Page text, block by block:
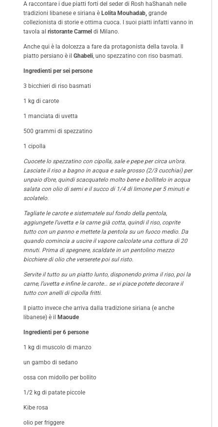
A raccontare i due piatti forti del seder di Rosh haShanah nelle
tradizioni libanese e siriana è Lolita Mouhadab, grande
collezionista di storie e ottima cuoca. I suoi piatti infatti vanno in
tavola al ristorante Carmel di Milano.
Anche qui è la dolcezza a fare da protagonista della tavola. Il
piatto persiano è il Ghabeli, uno spezzatino con riso basmati.
Ingredienti per sei persone
3 bicchieri di riso basmati
1 kg di carote
1 manciata di uvetta
500 grammi di spezzatino
1 cipolla
Cuocete lo spezzatino con cipolla, sale e pepe per circa un’ora.
Lasciate il riso a bagno in acqua e sale grosso (2/3 cucchiai) per
unpaio d’ore, quindi scacquatelo molto bene e bollitelo in acqua
salata con olio di semi e il succo di 1/4 di limone per 5 minuti e
scolatelo.
Tagliate le carote e sistematele sul fondo della pentola,
aggiungete l’uvetta e la carne già cotta, quindi il riso, coprite
tutto con un panno e mettete la pentola su un fuoco medio. Da
quando comincia a uscire il vapore calcolate una cottura di 20
mnuti. Prima di spegnere, scaldate in un pentolino mezzo
bicchiere di olio che verserete poi sul risto.
Servite il tutto su un piatto lunto, disponendo prima il riso, poi la
carne, l’uvetta e infine le carote… se vi piace potete decorare il
tutto con anelli di cipolla fritti.
Il piatto invece che arriva dalla tradizione siriana (e anche
libanese) è il
Maoude
Ingredienti per 6 persone
1 kg di muscolo di manzo
un gambo di sedano
ossa con midollo per bollito
1/2 kg di patate piccole
Kibe rosa
olio per friggere